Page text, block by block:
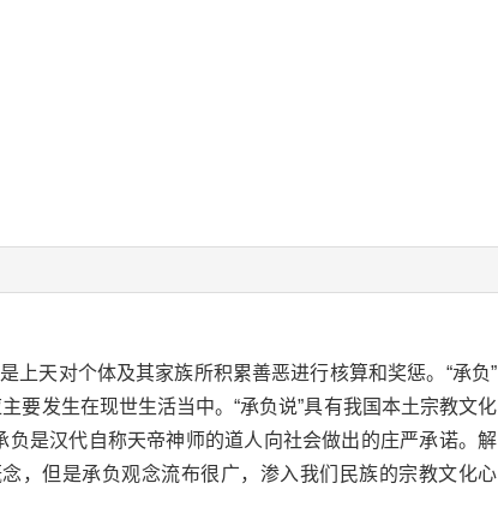
上天对个体及其家族所积累善恶进行核算和奖惩。“承负”
要发生在现世生活当中。“承负说”具有我国本土宗教文化
是汉代自称天帝神师的道人向社会做出的庄严承诺。解
，但是承负观念流布很广，渗入我们民族的宗教文化心